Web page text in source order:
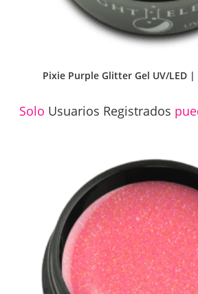
Pixie Purple Glitter Gel UV/LED |
Solo Usuarios Registrados